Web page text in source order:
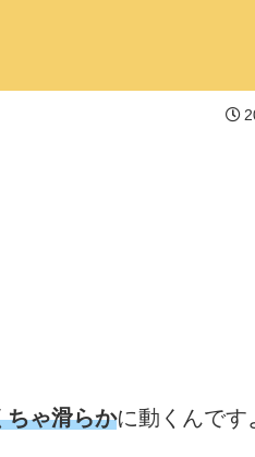
ちゃ滑らかに動くんです